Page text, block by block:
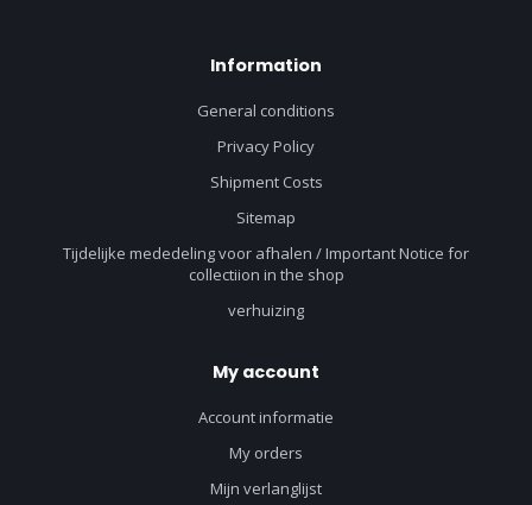
Information
General conditions
Privacy Policy
Shipment Costs
Sitemap
Tijdelijke mededeling voor afhalen / Important Notice for
collectiion in the shop
verhuizing
My account
Account informatie
My orders
Mijn verlanglijst